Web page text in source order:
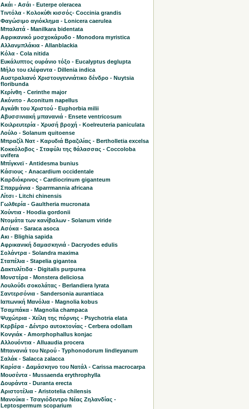
Ακάι - Ασάι - Euterpe oleracea
Τιντόλα - Κολοκύθι κισσός- Coccinia grandis
Φαγώσιμο αγιόκλημα - Lonicera caerulea
Μπαλατά - Manilkara bidentata
Αφρικανικό μοσχοκάρυδο - Monodora myristica
Αλλανμπλάκια - Allanblackia
Κόλα - Cola nitida
Ευκάλυπτος ουράνιο τόξο - Eucalyptus deglupta
Μήλο του ελέφαντα - Dillenia indica
Αυστραλιανό Χριστουγεννιάτικο δένδρο - Nuytsia
floribunda
Κερίνθη - Cerinthe major
Ακόνιτο - Aconitum napellus
Αγκάθι του Χριστού - Euphorbia milii
Αβυσσινιακή μπανανιά - Ensete ventricosum
Κοιλρευτερία - Χρυσή βροχή - Koelreuteria paniculata
Λούλο - Solanum quitoense
Mπραζίλ Νατ - Καρυδιά Βραζιλίας - Bertholletia excelsa
Κοκκόλοβος - Σταφύλι της θάλασσας - Coccoloba
uvifera
Μπίγκνεϊ - Antidesma bunius
Κάσιους - Anacardium occidentale
Καρδιόκρινος - Cardiocrinum giganteum
Σπαρμάνια - Sparrmannia africana
Λίτσι - Litchi chinensis
Γωλθερία - Gaultheria mucronata
Χούντια - Hoodia gordonii
Ντομάτα των κανίβαλων - Solanum viride
Ασόκα - Saraca asoca
Aκι - Blighia sapida
Αφρικανική δαμασκηνιά - Dacryodes edulis
Σολάντρα - Solandra maxima
Σταπέλια - Stapelia gigantea
Δακτυλίτιδα - Digitalis purpurea
Μονστέρα - Monstera deliciosa
Λουλούδι σοκολάτας - Berlandiera lyrata
Σαντερσόνια - Sandersonia aurantiaca
Ιαπωνική Μανόλια - Magnolia kobus
Τσαμπάκα - Magnolia champaca
Ψυχώτρια - Χείλη της πόρνης - Psychotria elata
Κερβέρα - Δέντρο αυτοκτονίας - Cerbera odollam
Κονγιάκ - Amorphophallus konjac
Αλλουόντια - Alluaudia procera
Μπανανιά του Νερού - Typhonodorum lindleyanum
Σαλάκ - Salacca zalacca
Καρίσα - Δαμάσκηνο του Νατάλ - Carissa macrocarpa
Μουσέντα - Mussaenda erythrophylla
Δουράντα - Duranta erecta
Αριστοτέλια - Aristotelia chilensis
Μανούκα - Τσαγιόδεντρο Νέας Ζηλανδίας -
Leptospermum scoparium